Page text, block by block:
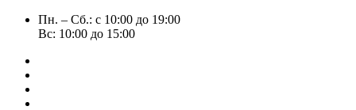
Пн. – Сб.: с 10:00 до 19:00
Вс: 10:00 до 15:00